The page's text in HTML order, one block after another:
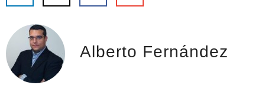
Alberto Fernández